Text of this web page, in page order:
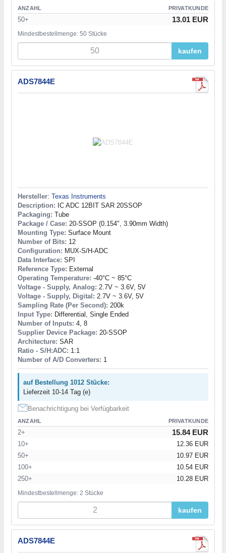
ANZAHL PRIVATKUNDE
50+ 13.01 EUR
Mindestbestellmenge: 50 Stücke
kaufen
ADS7844E
Hersteller: Texas Instruments
Description: IC ADC 12BIT SAR 20SSOP
Packaging: Tube
Package / Case: 20-SSOP (0.154", 3.90mm Width)
Mounting Type: Surface Mount
Number of Bits: 12
Configuration: MUX-S/H-ADC
Data Interface: SPI
Reference Type: External
Operating Temperature: -40°C ~ 85°C
Voltage - Supply, Analog: 2.7V ~ 3.6V, 5V
Voltage - Supply, Digital: 2.7V ~ 3.6V, 5V
Sampling Rate (Per Second): 200k
Input Type: Differential, Single Ended
Number of Inputs: 4, 8
Supplier Device Package: 20-SSOP
Architecture: SAR
Ratio - S/H:ADC: 1:1
Number of A/D Converters: 1
auf Bestellung 1012 Stücke:
Lieferzeit 10-14 Tag (e)
Benachrichtigung bei Verfügbarkeit
ANZAHL PRIVATKUNDE
2+ 15.84 EUR
10+
12.36 EUR
50+
10.97 EUR
100+
10.54 EUR
250+
10.28 EUR
Mindestbestellmenge: 2 Stücke
kaufen
ADS7844E